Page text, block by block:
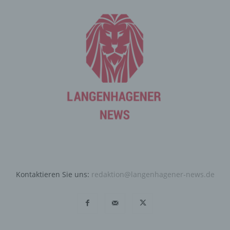
Kontaktieren Sie uns: redaktion@langenhagener-news.de
Benutzers optimiert werden. Cookies ermöglichen uns,
wie bereits erwähnt, die Benutzer unserer Internetseite
wiederzuerkennen. Zweck dieser Wiedererkennung ist
es, den Nutzern die Verwendung unserer Internetseite
zu erleichtern. Der Benutzer einer Internetseite, die
Cookies verwendet, muss beispielsweise nicht bei jedem
eingeben, weil dies von der Internetseite und dem auf
dem Computersystem des Benutzers abgelegten Cookie
übernommen wird. Ein weiteres Beispiel ist das Cookie
Die betroffene Person kann die Setzung von Cookies
Internetbrowsers verhindern und damit der Setzung von